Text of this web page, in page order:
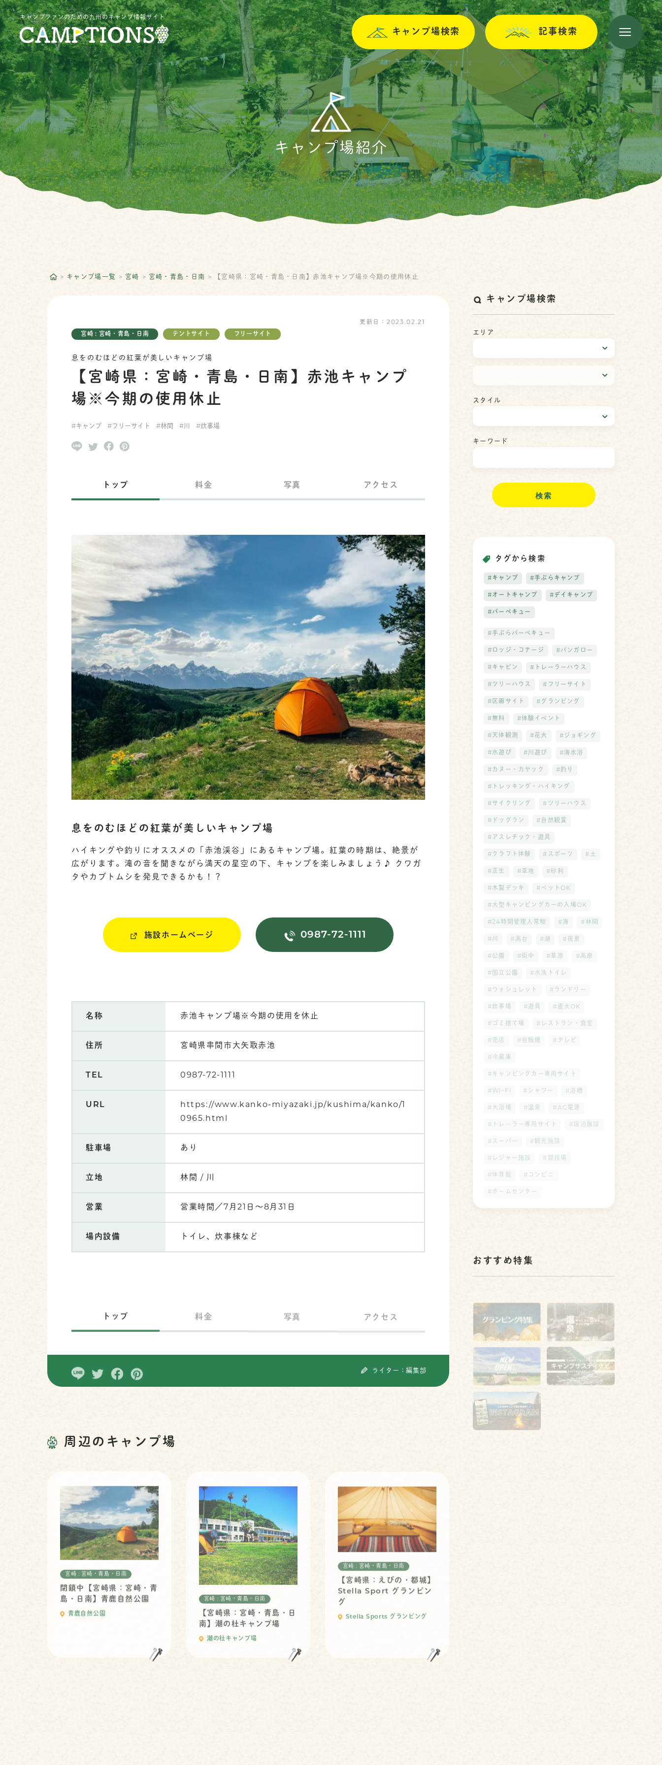
キャンプファンのための九州のキャンプ情報サイト
キャンプ場検索 記事検索
キャンプ場紹介
キャンプ場一覧 宮崎 宮崎・青島・日南 【宮崎県：宮崎・青島・日南】赤池キャンプ場※今期の使用休止
更新日： 2023.02.21
宮崎 : 宮崎・青島・日南
テントサイト フリーサイト
息をのむほどの紅葉が美しいキャンプ場
【宮崎県：宮崎・青島・日南】赤池キャンプ
場※今期の使用休止
#キャンプ #フリーサイト #林間 #川 #炊事場
トップ 料金 写真 アクセス
息をのむほどの紅葉が美しいキャンプ場
ハイキングや釣りにオススメの「赤池渓谷」にあるキャンプ場。紅葉の時期は、絶景が
広がります。滝の音を聞きながら満天の星空の下、キャンプを楽しみましょう♪ クワガ
タやカブトムシを発見できるかも！？
施設ホームページ 0987-72-1111
名称 赤池キャンプ場※今期の使用を休止
住所 宮崎県串間市大矢取赤池
TEL 0987-72-1111
URL
https://www.kanko-miyazaki.jp/kushima/kanko/1
0965.html
駐車場 あり
立地 林間 / 川
営業 営業時間／7月21日～8月31日
場内設備 トイレ、炊事棟など
トップ 料金 写真 アクセス
ライター：編集部
周辺のキャンプ場
宮崎 : 宮崎・青島・日南
閉鎖中【宮崎県：宮崎・青
島・日南】青鹿自然公園
青鹿自然公園
宮崎 : 宮崎・青島・日南
【宮崎県：宮崎・青島・日
南】潮の杜キャンプ場
潮の杜キャンプ場
宮崎 : 宮崎・青島・日南
【宮崎県：えびの・都城】
Stella Sport グランピン
グ
Stella Sports グランピング
キャンプ場検索
エリア
スタイル
キーワード
検
タグから検索
#キャンプ #手ぶらキャンプ
#オートキャンプ #デイキャンプ
#バーベキュー
#手ぶらバーベキュー
#ロッジ・コテージ #バンガロー
#キャビン #トレーラーハウス
#ツリーハウス #フリーサイト
#区画サイト #グランピング
#無料 #体験イベント
#天体観測 #花火 #ジョギング
#水遊び #川遊び #海水浴
#カヌー・カヤック #釣り
#トレッキング・ハイキング
#サイクリング #ツリーハウス
#ドッグラン #自然観賞
#アスレチック・遊具
#クラフト体験 #スポーツ #土
#芝生 #草地 #砂利
#木製デッキ #ペットOK
#大型キャンピングカーの入場OK
#24時間管理人常駐 #海 #林間
#川 #高台 #湖 #夜景
#公園 #街中 #草原 #高原
#国立公園 #水洗トイレ
#ウォシュレット #ランドリー
#炊事場 #遊具 #直火OK
#ゴミ捨て場 #レストラン・食堂
#売店 #自販機 #テレビ
#冷蔵庫
#キャンピングカー専用サイト
#WiｰFi #シャワー #浴槽
#大浴場 #温泉 #AC電源
#トレーラー専用サイト #宿泊施設
#スーパー #観光施設
#レジャー施設 #競技場
#体育館 #コンビニ
#ホームセンター
おすすめ特集